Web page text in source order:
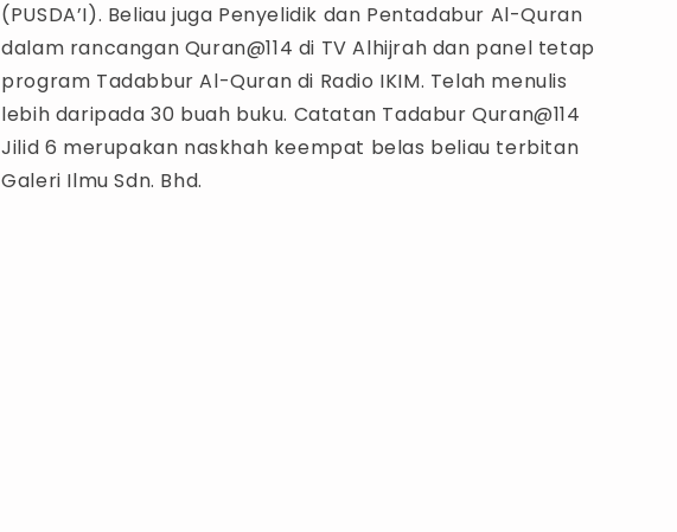
(PUSDA’I). Beliau juga Penyelidik dan Pentadabur Al-Quran
dalam rancangan Quran@114 di TV Alhijrah dan panel tetap
program Tadabbur Al-Quran di Radio IKIM. Telah menulis
lebih daripada 30 buah buku. Catatan Tadabur Quran@114
Jilid 6 merupakan naskhah keempat belas beliau terbitan
Galeri Ilmu Sdn. Bhd.